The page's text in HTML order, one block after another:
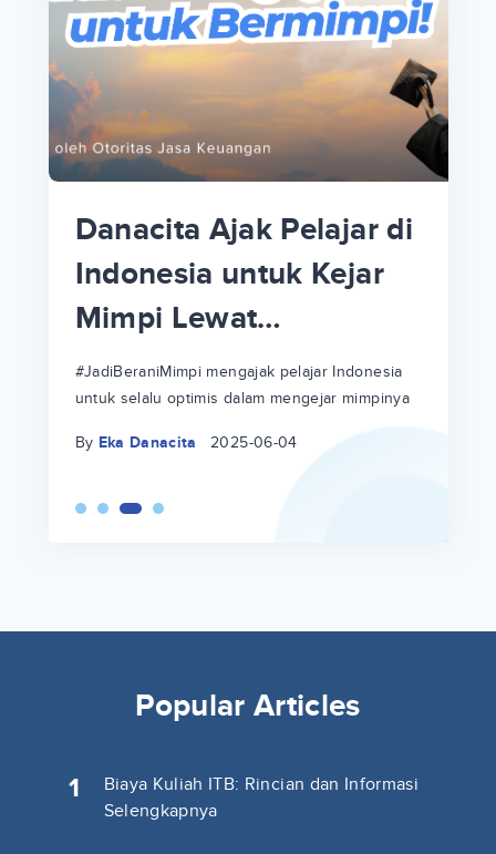
Danacita Ajak Pelajar di
Indonesia untuk Kejar
Mimpi Lewat
#JadiBeraniMimpi
#JadiBeraniMimpi mengajak pelajar Indonesia
untuk selalu optimis dalam mengejar mimpinya
By Eka Danacita 2025-06-04
Popular Articles
1
Biaya Kuliah ITB: Rincian dan Informasi
Selengkapnya